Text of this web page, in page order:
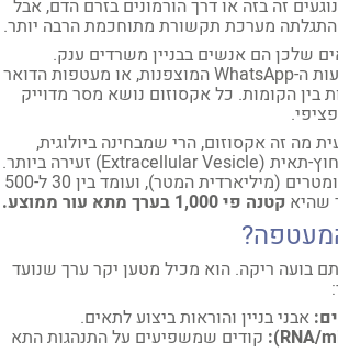
זה בזה או דרך הורמונים בזרם הדם, אבל
מערכת תקשורת מתוחכמת הרבה יותר.
הם אנשים בבניין משרדים ענק.
האקסוזומים הם הודעות ה-WhatsApp המוצפנות, או מעטפות הדואר
הקומות. כל אקסוזום נושא מסר מדוייק
זה אקסוזום, הרי שמבחינה ביולוגית,
אקסוזום הוא בועית חוץ-תאית (Extracellular Vesicle) זעירה ביותר.
הגודל שלה נמדד בננומטרים (מיליארדית המטר), ועומד בין 30 ל-500
קטנה פי 1,000 בערך מתא עור ממוצע.
ריקה. הוא מכיל מטען יקר ערך שנועד
אבני בניין והוראות ביצוע לתאים.
קודים שמשפיעים על התנהגות התא